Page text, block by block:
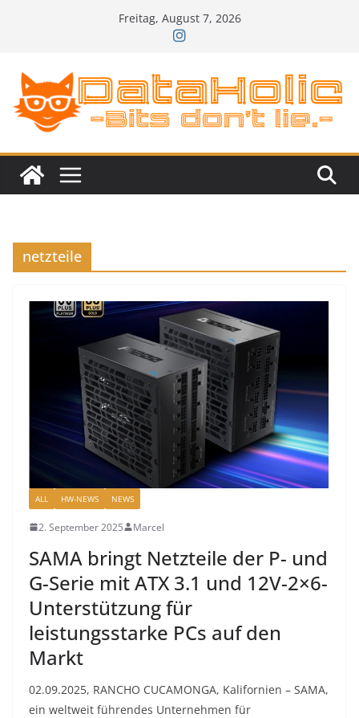
Freitag, August 7, 2026
netzteile
ALL HW-NEWS NEWS
2. September 2025 Marcel
SAMA bringt Netzteile der P- und
G-Serie mit ATX 3.1 und 12V-2×6-
Unterstützung für
leistungsstarke PCs auf den
Markt
02.09.2025, RANCHO CUCAMONGA, Kalifornien – SAMA,
ein weltweit führendes Unternehmen für